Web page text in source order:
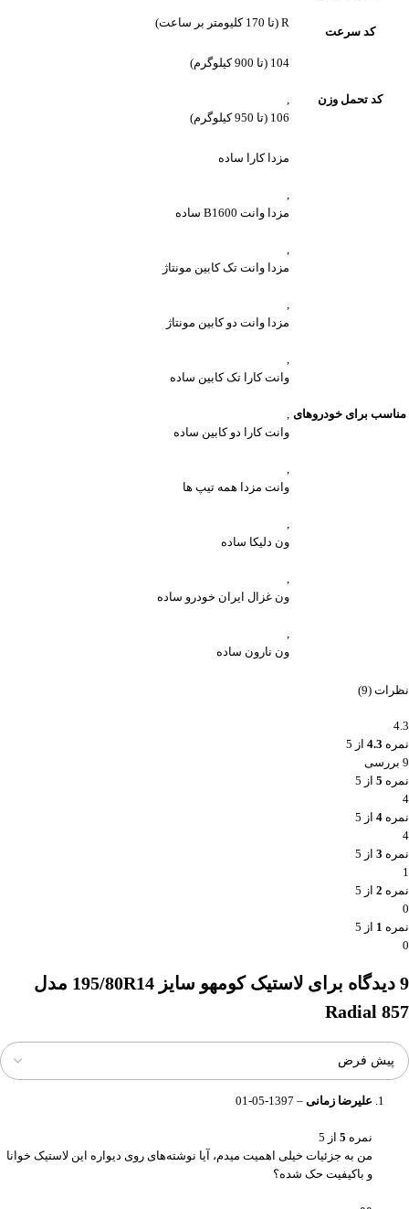
کد سرعت
R (تا 170 کلیومتر بر ساعت)
کد تحمل وزن
104 (تا 900 کیلوگرم)
,
106 (تا 950 کیلوگرم)
مناسب برای خودروهای
مزدا کارا ساده
,
مزدا وانت B1600 ساده
,
مزدا وانت تک کابین مونتاژ
,
مزدا وانت دو کابین مونتاژ
,
وانت کارا تک کابین ساده
,
وانت کارا دو کابین ساده
,
وانت مزدا همه تیپ ها
,
ون دلیکا ساده
,
ون غزال ایران خودرو ساده
,
ون نارون ساده
نظرات (9)
4.3
نمره 4.3 از 5
9 بررسی
نمره 5 از 5
4
نمره 4 از 5
4
نمره 3 از 5
1
نمره 2 از 5
0
نمره 1 از 5
0
9 دیدگاه برای
لاستیک کومهو سایز 195/80R14 مدل
Radial 857
علیرضا زمانی –
1397-05-01
نمره 5 از 5
من به جزئیات خیلی اهمیت میدم، آیا نوشته‌های روی دیواره این لاستیک خوانا
و باکیفیت حک شده؟